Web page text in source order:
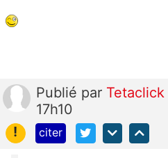
Publié par Tetaclick
17h10
!
citer